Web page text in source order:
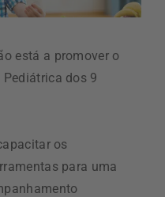
está a promover o
dos 9
os
para uma